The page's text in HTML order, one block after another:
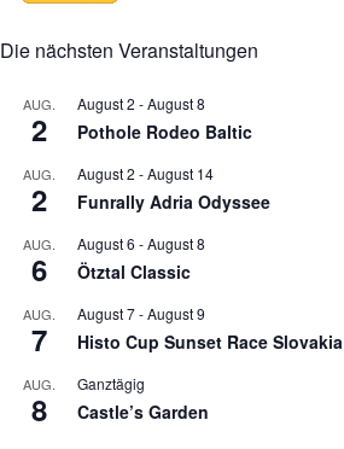
Die nächsten Veranstaltungen
AUG.
2
August 2 -August 8
Pothole Rodeo Baltic
AUG.
2
August 2 -August 14
Funrally Adria Odyssee
AUG.
6
August 6 -August 8
Ötztal Classic
AUG.
7
August 7-August 9
Histo Cup Sunset Race Slovakia
AUG.
8
Ganztägig
Castle’s Garden